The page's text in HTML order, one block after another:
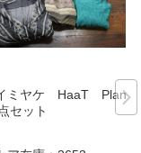
ミヤケ HaaT Planta
セット